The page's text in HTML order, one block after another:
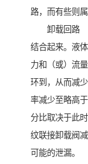
路，而有些则属
卸载回路
结合起来。液
力和（或）流
环到，从而减
率减少至略高
分比取决于此
纹联接卸载阀
可能的泄漏。